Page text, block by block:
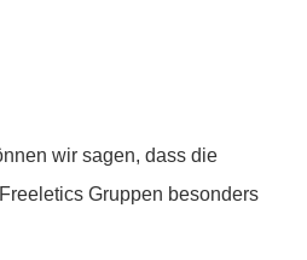
wir sagen, dass die
Gruppen besonders